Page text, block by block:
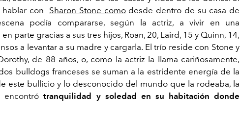
hablar con Sharon Stone comodesde dentro de su casa de
podía compararse, según la actriz, a vivir en una
parte gracias a sus tres hijos, Roan, 20, Laird, 15 y Quinn, 14,
a levantar a su madre y cargarla. El trío reside con Stone y
de 88 años, o, como la actriz la llama cariñosamente,
bulldogs franceses se suman a la estridente energía de la
este bullicio y lo desconocido del mundo que la rodeaba, la
encontrótranquilidad y soledad en su habitación donde